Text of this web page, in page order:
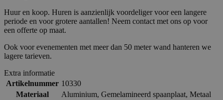
Huur en koop. Huren is aanzienlijk voordeliger voor een langere
periode en voor grotere aantallen! Neem contact met ons op voor
een offerte op maat.
Ook voor evenementen met meer dan 50 meter wand hanteren we
lagere tarieven.
Extra informatie
Artikelnummer 10330
Materiaal
Aluminium, Gemelamineerd spaanplaat, Metaal